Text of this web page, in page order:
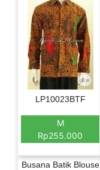
LP10023BTF
M
Rp255.000
Busana Batik Blouse